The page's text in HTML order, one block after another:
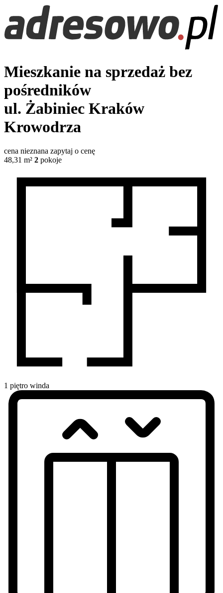
Mieszkanie na sprzedaż bez
pośredników
ul. Żabiniec Kraków
Krowodrza
cena nieznana zapytaj o cenę
48,31 m² 2 pokoje
1 piętro winda